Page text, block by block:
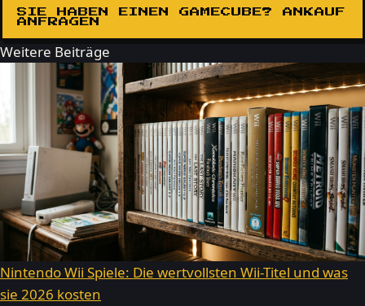
SIE HABEN EINEN GAMECUBE? ANKAUF
ANFRAGEN
Weitere Beiträge
Nintendo Wii Spiele: Die wertvollsten Wii-Titel und was
sie 2026 kosten